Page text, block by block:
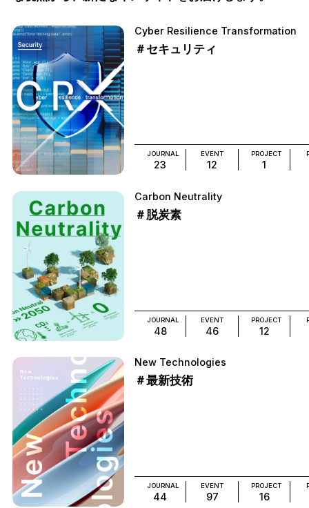
Cyber Resilience Transformation
＃セキュリティ
JOURNAL
23
EVENT
12
PROJECT
1
Carbon Neutrality
＃脱炭素
JOURNAL
48
EVENT
46
PROJECT
12
New Technologies
＃最新技術
JOURNAL
44
EVENT
97
PROJECT
16